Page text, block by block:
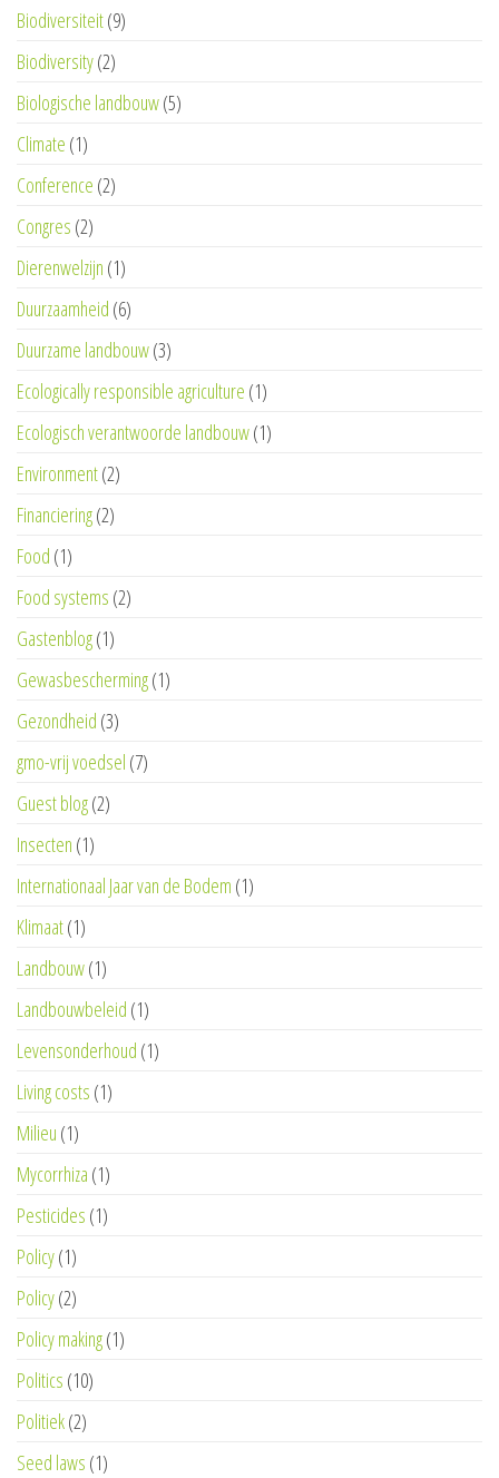
Biodiversiteit(9)
Biodiversity(2)
Biologische landbouw(5)
Climate (1)
Conference (2)
Congres (2)
Dierenwelzijn (1)
Duurzaamheid (6)
Duurzame landbouw(3)
Ecologically responsible agriculture (1)
Ecologisch verantwoorde landbouw(1)
Environment(2)
Financiering(2)
Food (1)
Food systems (2)
Gastenblog(1)
Gewasbescherming(1)
Gezondheid (3)
gmo-vrij voedsel (7)
Guest blog(2)
Insecten (1)
Internationaal Jaar van de Bodem (1)
Klimaat(1)
Landbouw(1)
Landbouwbeleid (1)
Levensonderhoud (1)
Living costs (1)
Milieu (1)
Mycorrhiza (1)
Pesticides (1)
Policy(1)
Policy(2)
Policy making(1)
Politics (10)
Politiek(2)
Seed laws (1)